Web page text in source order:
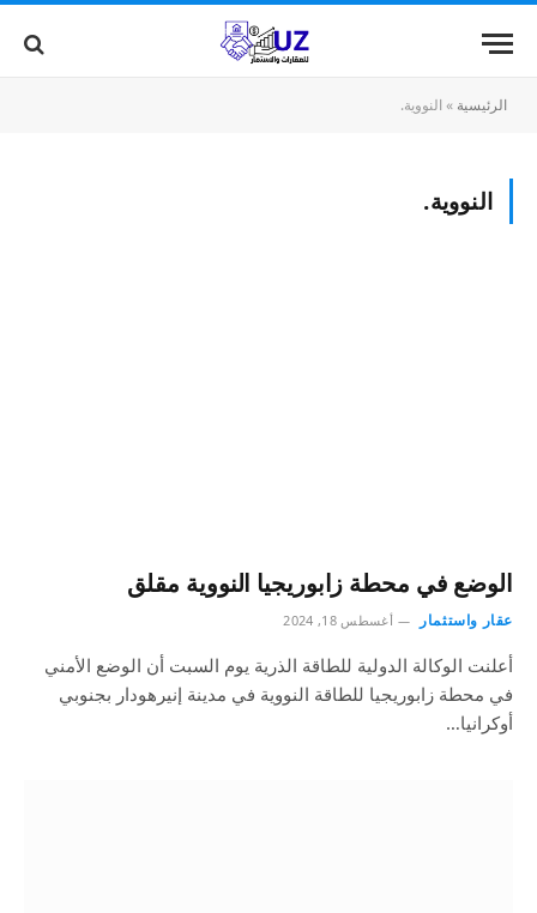
الرئيسية » النووية.
النووية.
الوضع في محطة زابوريجيا النووية مقلق
عقار واستثمار أغسطس 18, 2024
أعلنت الوكالة الدولية للطاقة الذرية يوم السبت أن الوضع الأمني
في محطة زابوريجيا للطاقة النووية في مدينة إنيرهودار بجنوبي
أوكرانيا…